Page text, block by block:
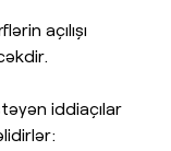
açılışı
iddiaçılar